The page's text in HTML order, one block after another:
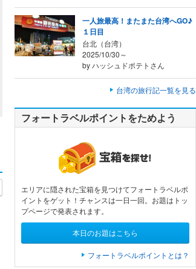
一人旅最高！またまた台湾へGO♪
１日目
台北（台湾）
2025/10/30～
by ハッシュドポテトさん
台湾の旅行記一覧を見る
フォートラベルポイントをためよう
エリアに隠された宝箱を見つけてフォートラベルポ
イントをゲット！チャンスは一日一回。お題はトッ
プページで発表されます。
本日のお題はこちら
フォートラベルポイントとは？